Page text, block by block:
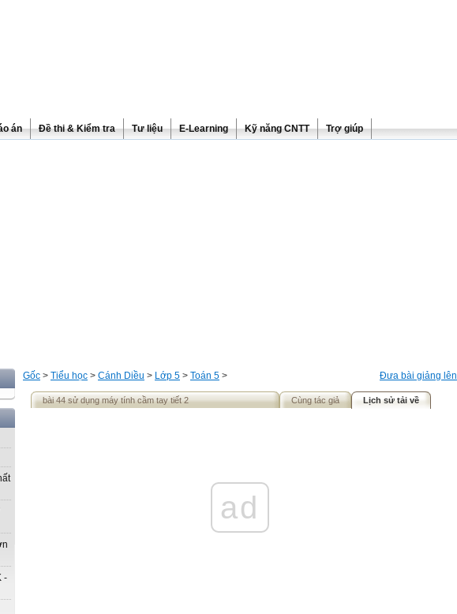
án Đề thi & Kiểm tra Tư liệu E-Learning Kỹ năng CNTT Trợ giúp
-
Đưa bài giảng lên
Gốc > Tiểu học > Cánh Diều > Lớp 5 > Toán 5 >
bài 44 sử dụng máy tính cầm tay tiết 2 Cùng tác giả Lịch sử tải về
ad